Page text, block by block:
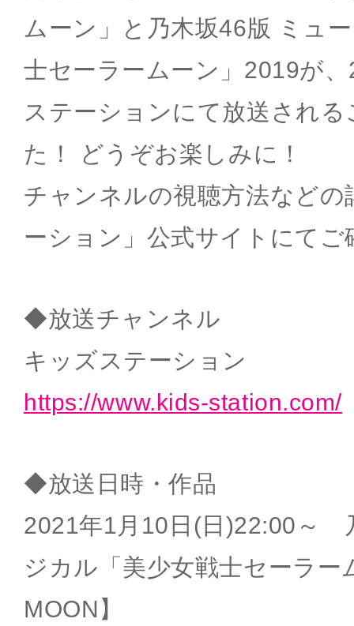
ムーン」と乃木坂46版 ミュ
士セーラームーン」2019が
ステーションにて放送され
た！ どうぞお楽しみに！
チャンネルの視聴方法など
ーション」公式サイトにてご
◆放送チャンネル
キッズステーション
https://www.kids-station.com/
◆放送日時・作品
2021年1月10日(日)22:00～
ジカル「美少女戦士セーラー
MOON】